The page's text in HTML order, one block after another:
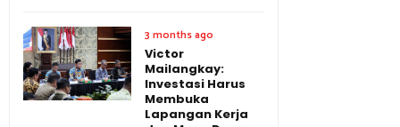
3 months ago
Victor
Mailangkay:
Investasi Harus
Membuka
Lapangan Kerja